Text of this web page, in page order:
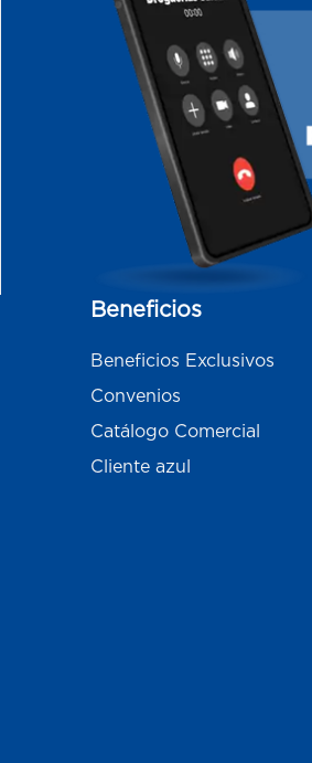
Beneficios
Beneficios Exclusivos
Convenios
Catálogo Comercial
Cliente azul